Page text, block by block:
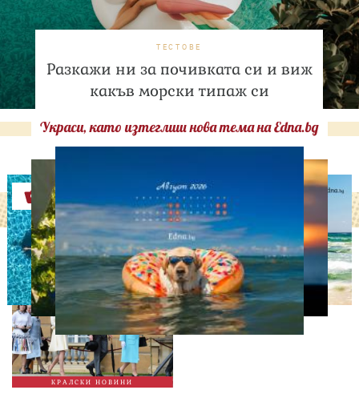
ТЕСТОВЕ
Разкажи ни за почивката си и виж
какъв морски типаж си
Украси, като изтеглиш нова тема на Edna.bg
Оферти
КРАЛСКИ НОВИНИ
СВОБОДНО ВРЕМЕ
Ново бебе в кралското
семейство